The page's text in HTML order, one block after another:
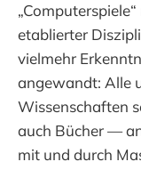
etablierter
vielmehr
angewandt: Alle
Wissenschaften
auch Bücher —
mit und durch